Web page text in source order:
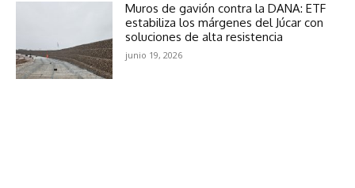
Muros de gavión contra la DANA: ETF
estabiliza los márgenes del Júcar con
soluciones de alta resistencia
junio 19, 2026